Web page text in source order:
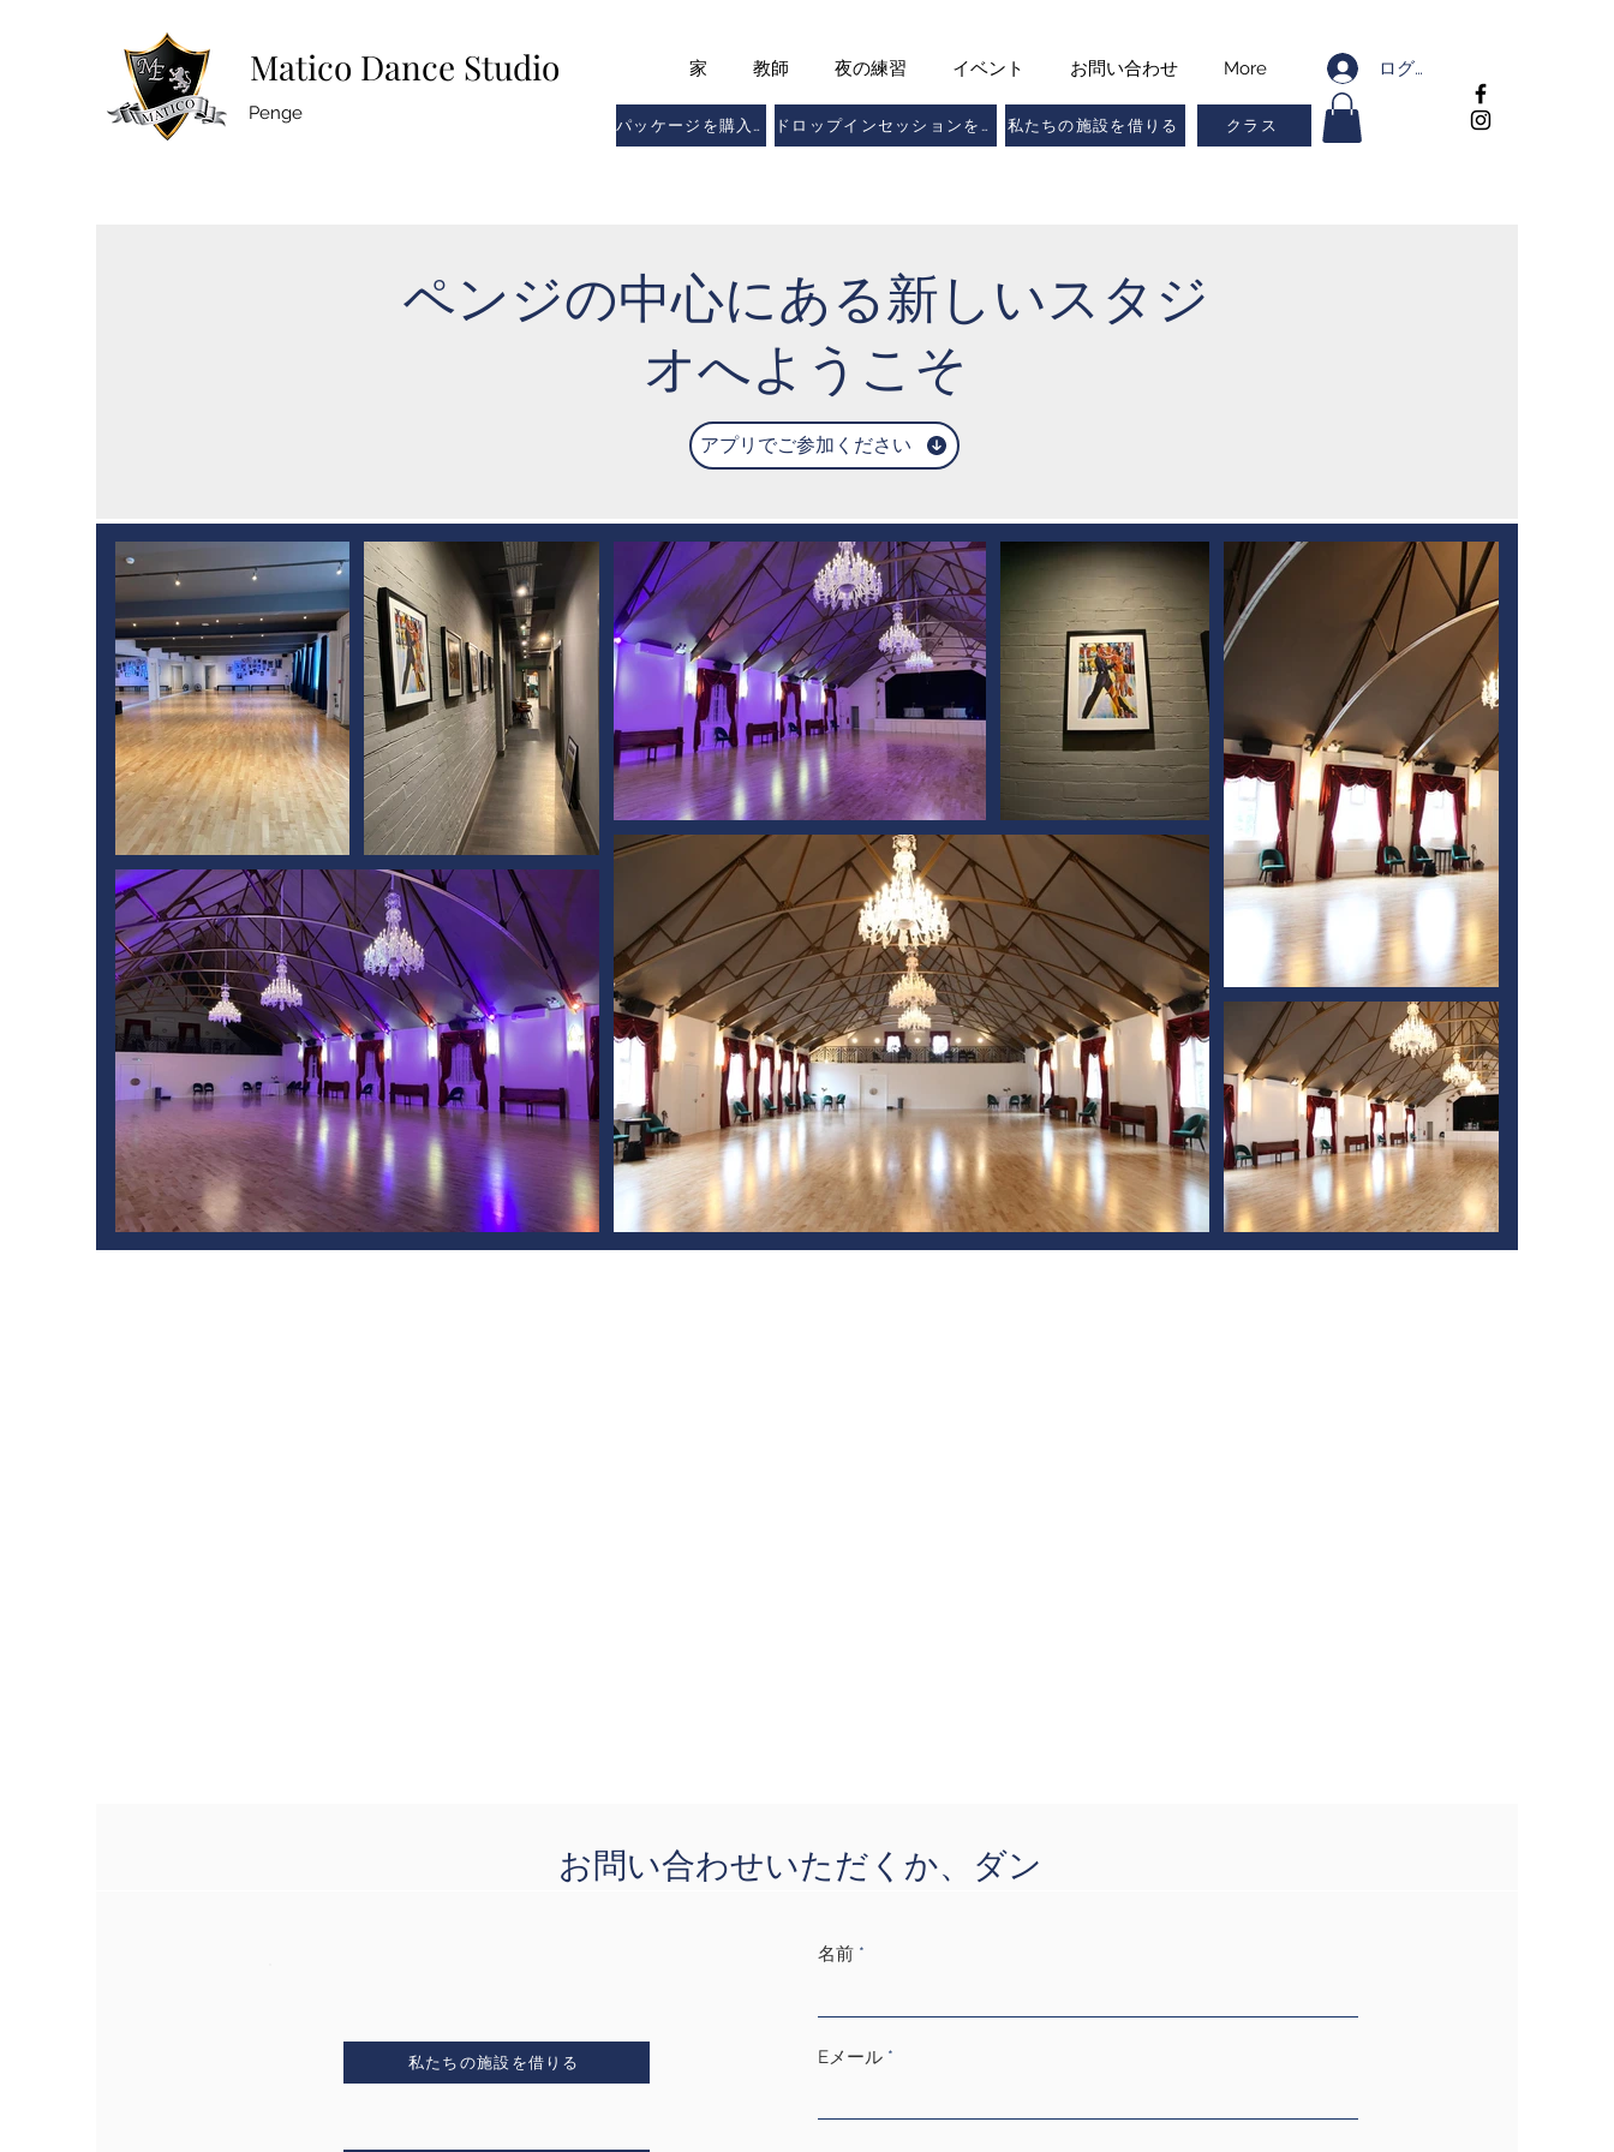
Matico Dance Studio
Penge
家 教師 夜の練習 イベント お問い合わせ More ログイン
パッケージを購入する ドロップインセッションを予約する 私たちの施設を借りる クラス
ペンジの中心にある新しいスタジ
オへようこそ
アプリでご参加ください
お問い合わせいただくか、ダン
私たちの施設を借りる
名前
Eメール